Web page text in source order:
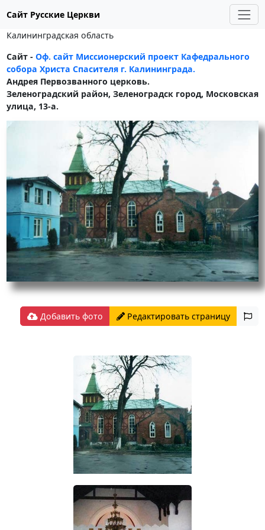
Сайт Русские Церкви
Калининградская область
Сайт - Оф. сайт Миссионерский проект Кафедрального
собора Христа Спасителя г. Калининграда.
Андрея Первозванного церковь.
Зеленоградский район, Зеленоградск город, Московская
улица, 13-а.
Добавить фото Редактировать страницу